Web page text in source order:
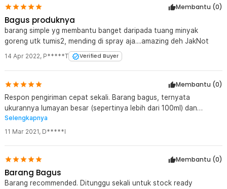
Membantu (0)
Bagus produknya
barang simple yg membantu banget daripada tuang minyak
goreng utk tumis2, mending di spray aja....amazing deh JakNot
14 Apr 2022, P*****T Verified Buyer
Membantu (0)
Respon pengiriman cepat sekali. Barang bagus, ternyata
ukurannya lumayan besar (sepertinya lebih dari 100ml) dan
kacanya cukup tebal (jadi agak berat).
Selengkapnya
11 Mar 2021, D*****l
Membantu (0)
Barang Bagus
Barang recommended. Ditunggu sekali untuk stock ready